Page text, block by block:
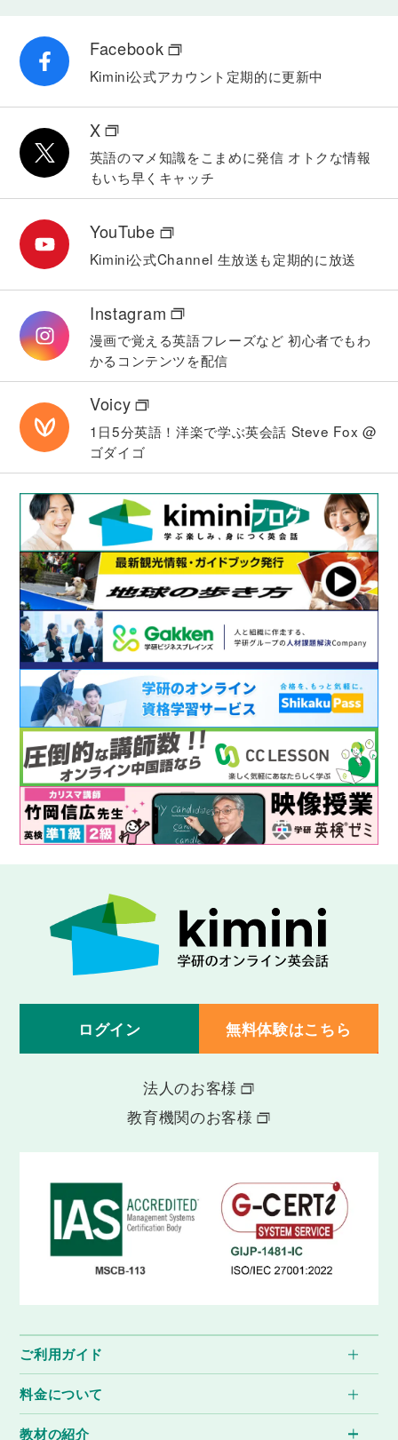
Facebook
Kimini公式アカウント 定期的に更新中
X
英語のマメ知識をこまめに発信 オトクな情報
もいち早くキャッチ
YouTube
Kimini公式Channel 生放送も定期的に放送
Instagram
漫画で覚える英語フレーズなど 初心者でもわ
かるコンテンツを配信
Voicy
1日5分英語！洋楽で学ぶ英会話 Steve Fox @
ゴダイゴ
ログイン 無料体験はこちら
法人のお客様
教育機関のお客様
ご利用ガイド
料金について
教材の紹介